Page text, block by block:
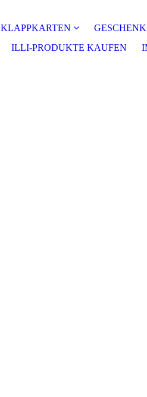
KLAPPKARTEN
ILLI-PRODUKTE KAUFEN